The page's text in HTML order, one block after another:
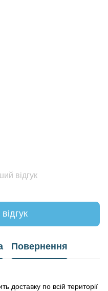
відгук
Повернення
доставку по всій території